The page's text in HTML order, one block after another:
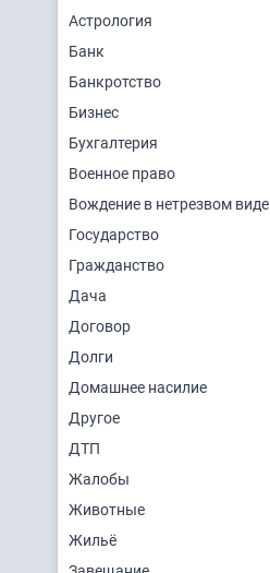
Астрология
Банк
Банкротство
Бизнес
Бухгалтерия
Военное право
Вождение в нетрезвом виде
Государство
Гражданство
Дача
Договор
Долги
Домашнее насилие
Другое
ДТП
Жалобы
Животные
Жильё